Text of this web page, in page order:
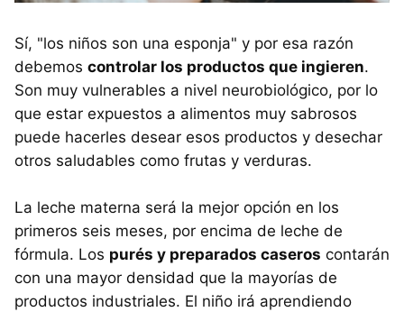
Sí, "los niños son una esponja" y por esa razón
debemos controlar los productos que ingieren.
Son muy vulnerables a nivel neurobiológico, por lo
que estar expuestos a alimentos muy sabrosos
puede hacerles desear esos productos y desechar
otros saludables como frutas y verduras.
La leche materna será la mejor opción en los
primeros seis meses, por encima de leche de
fórmula. Los purés y preparados caseros contarán
con una mayor densidad que la mayorías de
productos industriales. El niño irá aprendiendo